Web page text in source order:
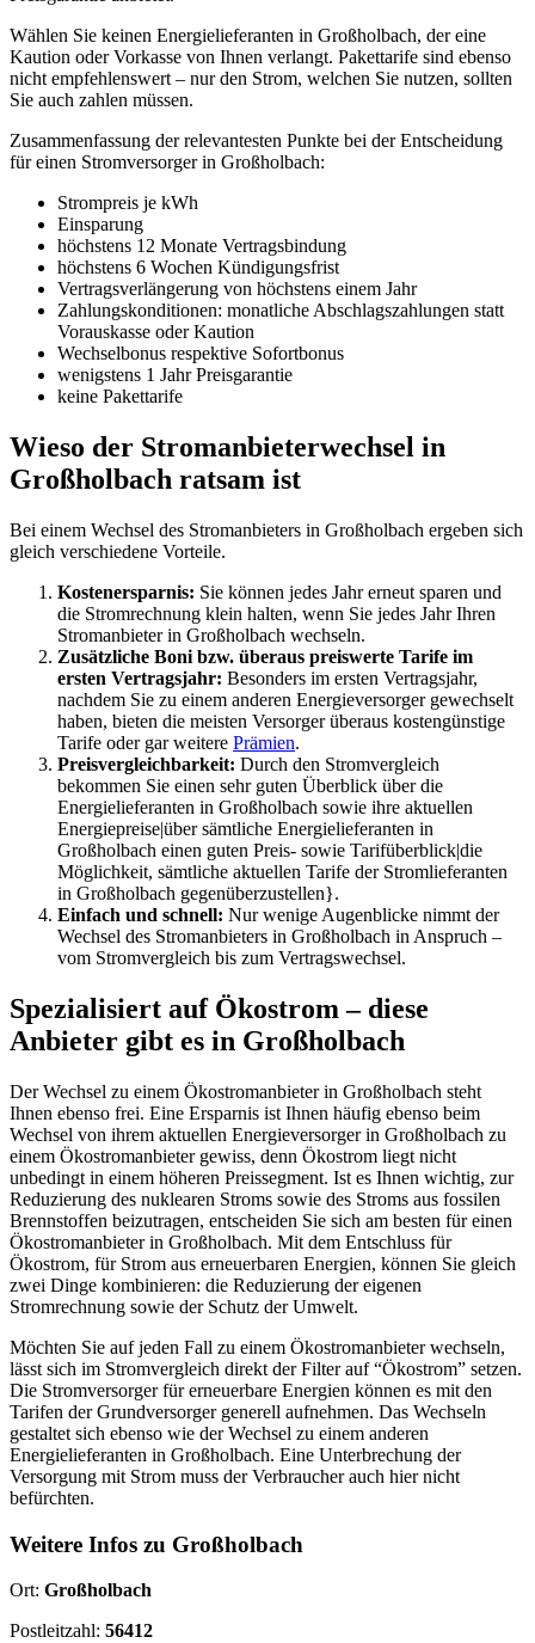
Wählen Sie keinen Energielieferanten in Großholbach, der eine
Kaution oder Vorkasse von Ihnen verlangt. Pakettarife sind ebenso
nicht empfehlenswert – nur den Strom, welchen Sie nutzen, sollten
Sie auch zahlen müssen.
Zusammenfassung der relevantesten Punkte bei der Entscheidung
für einen Stromversorger in Großholbach:
Strompreis je kWh
Einsparung
höchstens 12 Monate Vertragsbindung
höchstens 6 Wochen Kündigungsfrist
Vertragsverlängerung von höchstens einem Jahr
Zahlungskonditionen: monatliche Abschlagszahlungen statt
Vorauskasse oder Kaution
Wechselbonus respektive Sofortbonus
wenigstens 1 Jahr Preisgarantie
keine Pakettarife
Wieso der Stromanbieterwechsel in
Großholbach ratsam ist
Bei einem Wechsel des Stromanbieters in Großholbach ergeben sich
gleich verschiedene Vorteile.
Kostenersparnis: Sie können jedes Jahr erneut sparen und
die Stromrechnung klein halten, wenn Sie jedes Jahr Ihren
Stromanbieter in Großholbach wechseln.
Zusätzliche Boni bzw. überaus preiswerte Tarife im
ersten Vertragsjahr: Besonders im ersten Vertragsjahr,
nachdem Sie zu einem anderen Energieversorger gewechselt
haben, bieten die meisten Versorger überaus kostengünstige
Tarife oder gar weitere Prämien.
Preisvergleichbarkeit: Durch den Stromvergleich
bekommen Sie einen sehr guten Überblick über die
Energielieferanten in Großholbach sowie ihre aktuellen
Energiepreise|über sämtliche Energielieferanten in
Großholbach einen guten Preis- sowie Tarifüberblick|die
Möglichkeit, sämtliche aktuellen Tarife der Stromlieferanten
in Großholbach gegenüberzustellen}.
Einfach und schnell: Nur wenige Augenblicke nimmt der
Wechsel des Stromanbieters in Großholbach in Anspruch –
vom Stromvergleich bis zum Vertragswechsel.
Spezialisiert auf Ökostrom – diese
Anbieter gibt es in Großholbach
Der Wechsel zu einem Ökostromanbieter in Großholbach steht
Ihnen ebenso frei. Eine Ersparnis ist Ihnen häufig ebenso beim
Wechsel von ihrem aktuellen Energieversorger in Großholbach zu
einem Ökostromanbieter gewiss, denn Ökostrom liegt nicht
unbedingt in einem höheren Preissegment. Ist es Ihnen wichtig, zur
Reduzierung des nuklearen Stroms sowie des Stroms aus fossilen
Brennstoffen beizutragen, entscheiden Sie sich am besten für einen
Ökostromanbieter in Großholbach. Mit dem Entschluss für
Ökostrom, für Strom aus erneuerbaren Energien, können Sie gleich
zwei Dinge kombinieren: die Reduzierung der eigenen
Stromrechnung sowie der Schutz der Umwelt.
Möchten Sie auf jeden Fall zu einem Ökostromanbieter wechseln,
lässt sich im Stromvergleich direkt der Filter auf “Ökostrom” setzen.
Die Stromversorger für erneuerbare Energien können es mit den
Tarifen der Grundversorger generell aufnehmen. Das Wechseln
gestaltet sich ebenso wie der Wechsel zu einem anderen
Energielieferanten in Großholbach. Eine Unterbrechung der
Versorgung mit Strom muss der Verbraucher auch hier nicht
befürchten.
Weitere Infos zu Großholbach
Ort: Großholbach
Postleitzahl: 56412